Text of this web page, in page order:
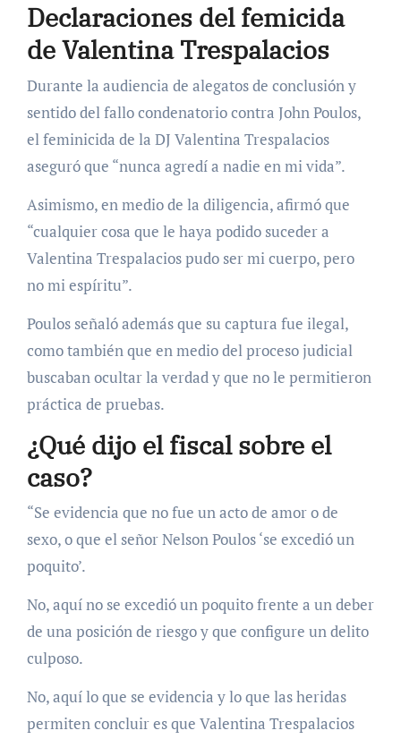
Declaraciones del femicida
de Valentina Trespalacios
Durante la audiencia de alegatos de conclusión y
sentido del fallo condenatorio contra John Poulos,
el feminicida de la DJ Valentina Trespalacios
aseguró que “nunca agredí a nadie en mi vida”.
Asimismo, en medio de la diligencia, afirmó que
“cualquier cosa que le haya podido suceder a
Valentina Trespalacios pudo ser mi cuerpo, pero
no mi espíritu”.
Poulos señaló además que su captura fue ilegal,
como también que en medio del proceso judicial
buscaban ocultar la verdad y que no le permitieron
práctica de pruebas.
¿Qué dijo el fiscal sobre el
caso?
“Se evidencia que no fue un acto de amor o de
sexo, o que el señor Nelson Poulos ‘se excedió un
poquito’.
No, aquí no se excedió un poquito frente a un deber
de una posición de riesgo y que configure un delito
culposo.
No, aquí lo que se evidencia y lo que las heridas
permiten concluir es que Valentina Trespalacios